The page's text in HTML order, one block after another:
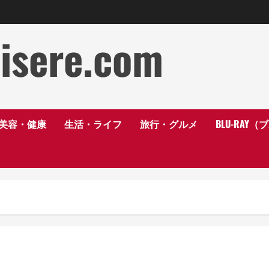
容・健康 生活・ライフ 旅行・グルメ BLU-RAY（